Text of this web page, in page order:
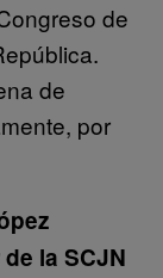
de
de
por
la SCJN